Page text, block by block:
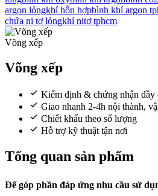
argon lỏngkhí hỗn hợpbình khí argon
chứa ni tơ lỏngkhí nitơ tphcm
Võng xếp
Võng xếp
Kiểm định & chứng nhận đầy
Giao nhanh 2-4h nội thành,
Chiết khấu theo số lượng
Hỗ trợ kỹ thuật tận nơi
Tổng quan sản phẩm
Để góp phần đáp ứng nhu cầu sử